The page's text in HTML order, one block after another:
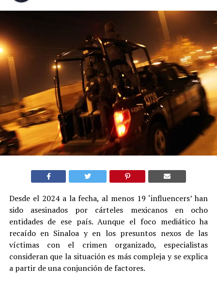
Desde el 2024 a la fecha, al menos 19 ‘influencers’ han
sido asesinados por cárteles mexicanos en ocho
entidades de ese país. Aunque el foco mediático ha
recaído en Sinaloa y en los presuntos nexos de las
víctimas con el crimen organizado, especialistas
consideran que la situación es más compleja y se explica
a partir de una conjunción de factores.